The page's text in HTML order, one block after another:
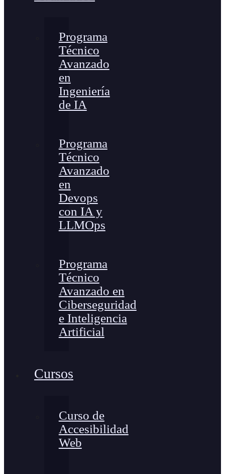
Programa
Técnico
Avanzado
en
Ingeniería
de IA
Programa
Técnico
Avanzado
en
Devops
con IA y
LLMOps
Programa
Técnico
Avanzado en
Ciberseguridad
e Inteligencia
Artificial
Cursos
Curso de
Accesibilidad
Web